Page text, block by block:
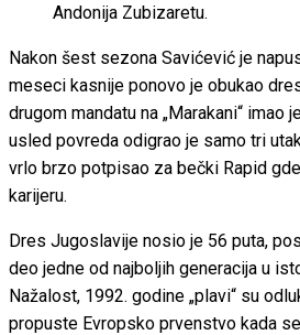
Andonija Zubizaretu.
Nakon šest sezona Savićević je
meseci kasnije ponovo je obukao
drugom mandatu na „Marakani“ imao
usled povreda odigrao je samo tri
vrlo brzo potpisao za bečki Rapid
karijeru.
Dres Jugoslavije nosio je 56 puta,
deo jedne od najboljih generacija u
Nažalost, 1992. godine „plavi“ su
propuste Evropsko prvenstvo kada